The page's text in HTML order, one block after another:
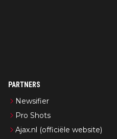
PARTNERS
Newsifier
Pro Shots
Ajax.nl (officiële website)